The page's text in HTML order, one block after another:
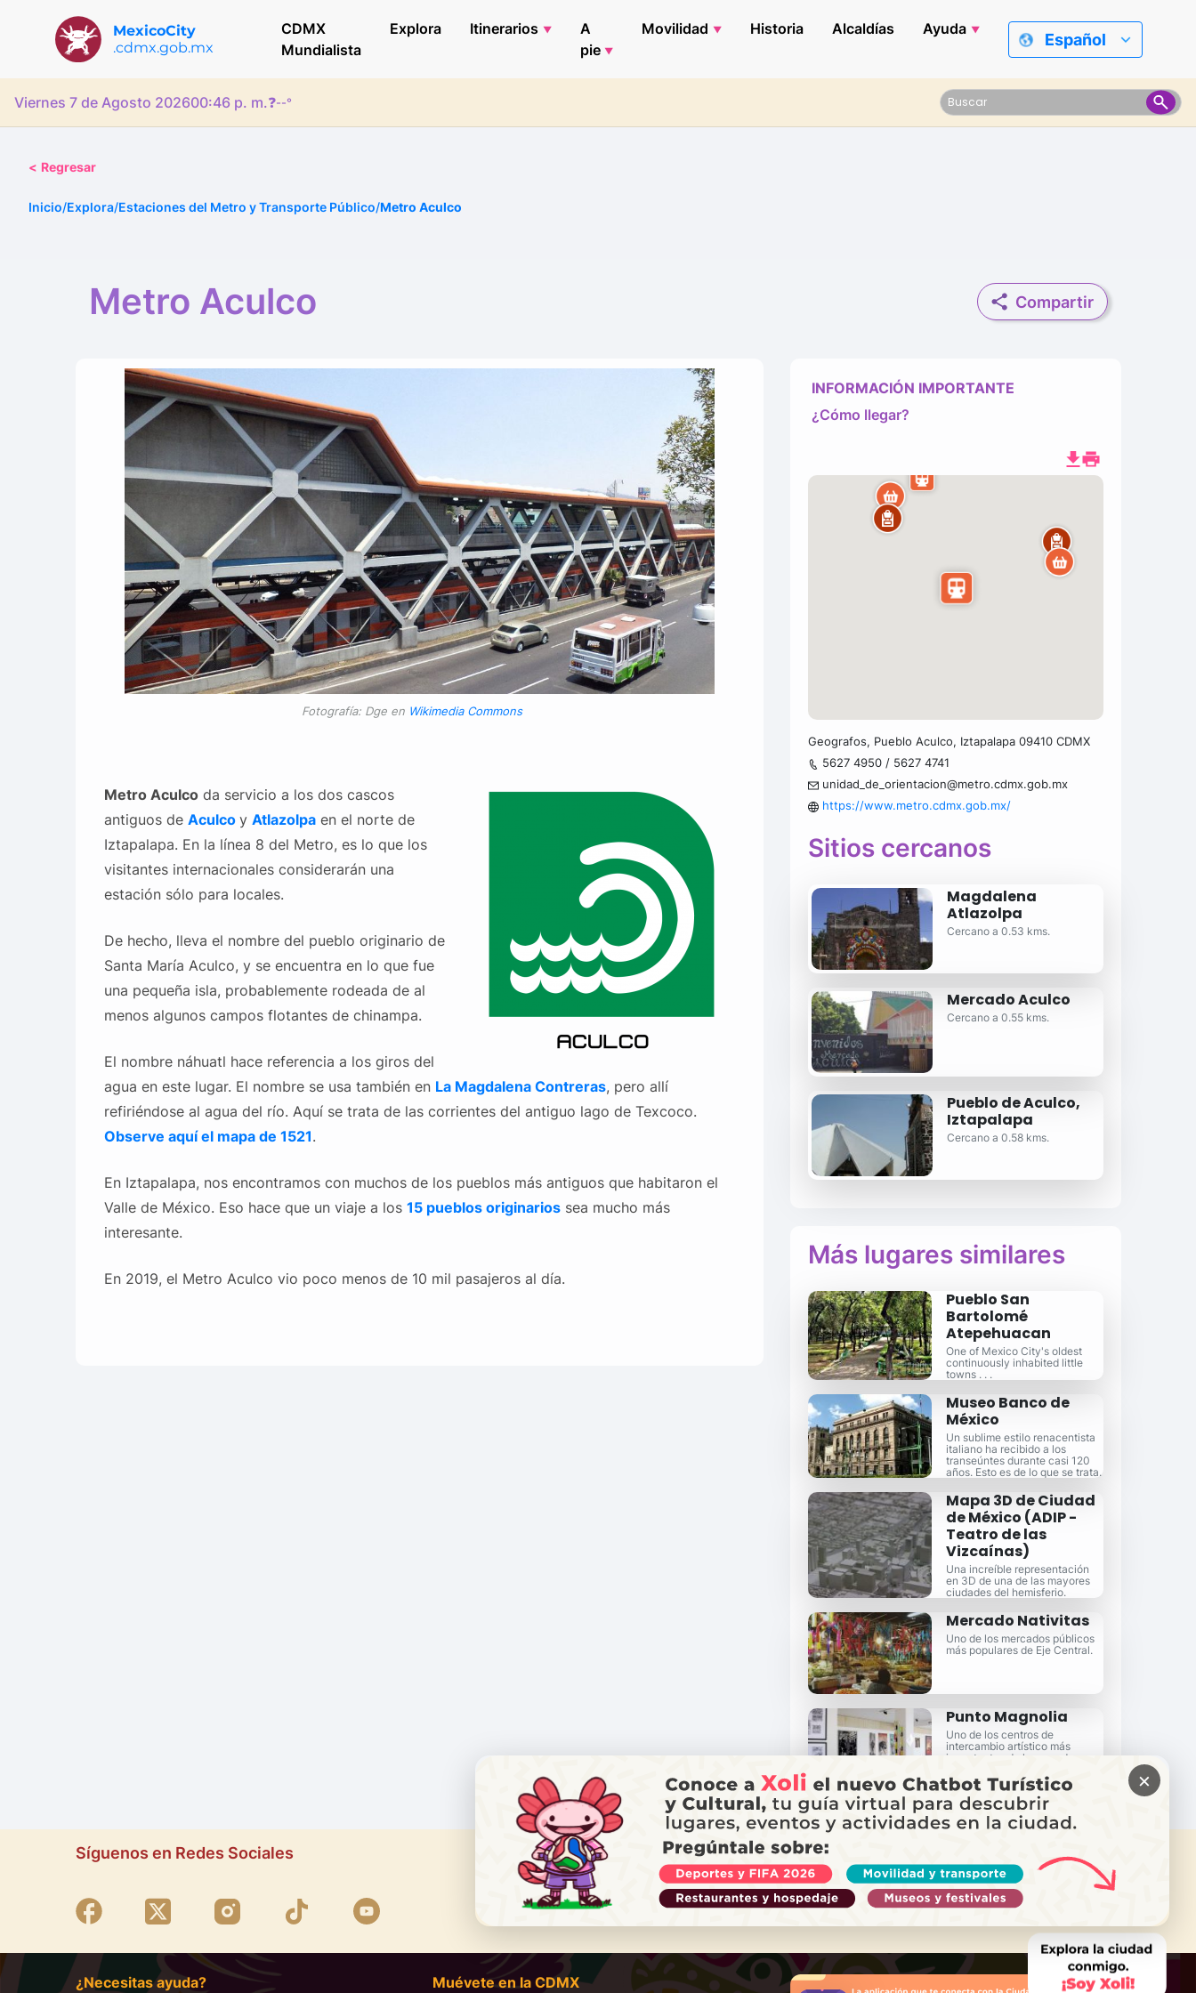
MexicoCity
.cdmx.gob.mx
CDMX
Mundialista
Explora Itinerarios
A
pie
Movilidad Historia Alcaldías Ayuda
Español
Viernes 7 de Agosto 202600:46 p. m.❓--°
< Regresar
Inicio/Explora/Estaciones del Metro y Transporte Público/Metro Aculco
Metro Aculco Compartir
Fotografía: Dge en Wikimedia Commons
Metro Aculcoda servicio a los dos cascos
antiguos de Aculco y Atlazolpaen el norte de
Iztapalapa. En la línea 8 del Metro, es lo que los
visitantes internacionales considerarán una
estación sólo para locales.
De hecho, lleva el nombre del pueblo originario de
Santa María Aculco, y se encuentra en lo que fue
una pequeña isla, probablemente rodeada de al
menos algunos campos flotantes de chinampa.
El nombre náhuatl hace referencia a los giros del
agua en este lugar. El nombre se usa también en La Magdalena Contreras, pero allí
refiriéndose al agua del río. Aquí se trata de las corrientes del antiguo lago de Texcoco.
Observe aquí el mapa de 1521.
En Iztapalapa, nos encontramos con muchos de los pueblos más antiguos que habitaron el
Valle de México. Eso hace que un viaje a los 15 pueblos originariossea mucho más
interesante.
En 2019, el Metro Aculco vio poco menos de 10 mil pasajeros al día.
INFORMACIÓN IMPORTANTE
¿Cómo llegar?
Geografos, Pueblo Aculco, Iztapalapa 09410 CDMX
5627 4950 / 5627 4741
unidad_de_orientacion@metro.cdmx.gob.mx
https://www.metro.cdmx.gob.mx/
Sitios cercanos
Magdalena
Atlazolpa
Cercano a 0.53 kms.
Mercado Aculco
Cercano a 0.55 kms.
Pueblo de Aculco,
Iztapalapa
Cercano a 0.58 kms.
Más lugares similares
Pueblo San
Bartolomé
Atepehuacan
One of Mexico City's oldest
continuously inhabited little
towns . . .
Museo Banco de
México
Un sublime estilo renacentista
italiano ha recibido a los
transeúntes durante casi 120
años. Esto es de lo que se trata.
Mapa 3D de Ciudad
de México (ADIP -
Teatro de las
Vizcaínas)
Una increíble representación
en 3D de una de las mayores
ciudades del hemisferio.
Mercado Nativitas
Uno de los mercados públicos
más populares de Eje Central.
Punto Magnolia
Uno de los centros de
intercambio artístico más
importantes de la zona de
Síguenos en Redes Sociales
¿NECESITAS AYUDA?
Llama a Locatel
¿Necesitas ayuda? Muévete en la CDMX
×